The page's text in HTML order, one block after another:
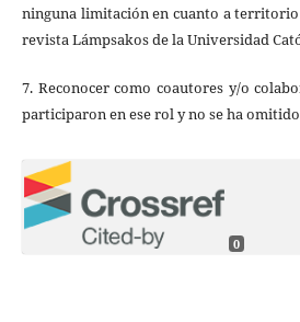
ninguna limitación en cuanto a
revista Lámpsakos de la Universidad
7. Reconocer como coautores y/o
participaron en ese rol y no se ha
0